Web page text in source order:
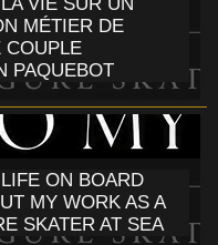
MÉTIER DE
COUPLE
PAQUEBOT
ON BOARD
MY WORK AS A
SKATER AT SEA